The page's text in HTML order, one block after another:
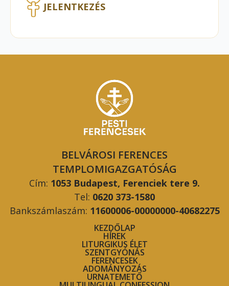
JELENTKEZÉS
BELVÁROSI FERENCES
TEMPLOMIGAZGATÓSÁG
Cím: 1053 Budapest, Ferenciek tere 9.
Tel: 0620 373-1580
Bankszámlaszám: 11600006-00000000-40682275
KEZDŐLAP
HÍREK
LITURGIKUS ÉLET
SZENTGYÓNÁS
FERENCESEK
ADOMÁNYOZÁS
URNATEMETŐ